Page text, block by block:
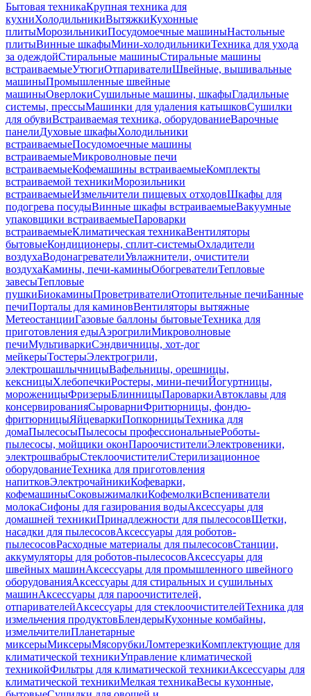
Бытовая техникаКрупная техника для
кухниХолодильникиВытяжкиКухонные
плитыМорозильникиПосудомоечные машиныНастольные
плитыВинные шкафыМини-холодильникиТехника для ухода
за одеждойСтиральные машиныСтиральные машины
встраиваемыеУтюгиОтпаривателиШвейные, вышивальные
машиныПромышленные швейные
машиныОверлокиСушильные машины, шкафыГладильные
системы, прессыМашинки для удаления катышковСушилки
для обувиВстраиваемая техника, оборудованиеВарочные
панелиДуховые шкафыХолодильники
встраиваемыеПосудомоечные машины
встраиваемыеМикроволновые печи
встраиваемыеКофемашины встраиваемыеКомплекты
встраиваемой техникиМорозильники
встраиваемыеИзмельчители пищевых отходовШкафы для
подогрева посудыВинные шкафы встраиваемыеВакуумные
упаковщики встраиваемыеПароварки
встраиваемыеКлиматическая техникаВентиляторы
бытовыеКондиционеры, сплит-системыОхладители
воздухаВодонагревателиУвлажнители, очистители
воздухаКамины, печи-каминыОбогревателиТепловые
завесыТепловые
пушкиБиокаминыПроветривателиОтопительные печиБанные
печиПорталы для каминовВентиляторы вытяжные
МетеостанцииГазовые баллоны бытовыеТехника для
приготовления едыАэрогрилиМикроволновые
печиМультиваркиСэндвичницы, хот-дог
мейкерыТостерыЭлектрогрили,
электрошашлычницыВафельницы, орешницы,
кексницыХлебопечкиРостеры, мини-печиЙогуртницы,
мороженицыФризерыБлинницыПароваркиАвтоклавы для
консервированияСыроварниФритюрницы, фондю-
фритюрницыЯйцеваркиПопкорницыТехника для
домаПылесосыПылесосы профессиональныеРоботы-
пылесосы, мойщики оконПароочистителиЭлектровеники,
электрошвабрыСтеклоочистителиСтерилизационное
оборудованиеТехника для приготовления
напитковЭлектрочайникиКофеварки,
кофемашиныСоковыжималкиКофемолкиВспениватели
молокаСифоны для газирования водыАксессуары для
домашней техникиПринадлежности для пылесосовЩетки,
насадки для пылесосовАксессуары для роботов-
пылесосовРасходные материалы для пылесосовСтанции,
аккумуляторы для роботов-пылесосовАксессуары для
швейных машинАксессуары для промышленного швейного
оборудованияАксессуары для стиральных и сушильных
машинАксессуары для пароочистителей,
отпаривателейАксессуары для стеклоочистителейТехника для
измельчения продуктовБлендерыКухонные комбайны,
измельчителиПланетарные
миксерыМиксерыМясорубкиЛомтерезкиКомплектующие для
климатической техникиУправление климатической
техникойФильтры для климатической техникиАксессуары для
климатической техникиМелкая техникаВесы кухонные,